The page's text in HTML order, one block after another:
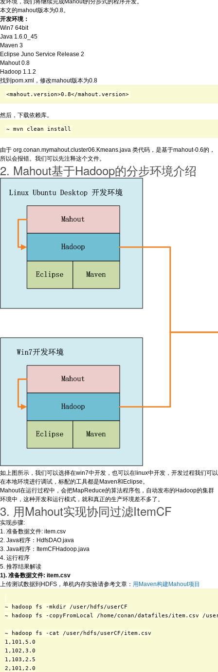
发环境，我们将继续完成Mahout的分步式的程序开发。
本文的mahout版本为0.8。
开发环境：
Win7 64bit
Java 1.6.0_45
Maven 3
Eclipse Juno Service Release 2
Mahout 0.8
Hadoop 1.1.2
找到pom.xml，修改mahout版本为0.8
<mahout.version>0.8</mahout.version>
然后，下载依赖库。
~ mvn clean install
由于 org.conan.mymahout.cluster06.Kmeans.java 类代码，是基于mahout-0.6的，
所以会报错。我们可以先注释这个文件。
2. Mahout基于Hadoop的分步环境介绍
如上图所示，我们可以选择在win7中开发，也可以在linux中开发，开发过程我们可以
在本地环境进行调试，标配的工具都是Maven和Eclipse。
Mahout在运行过程中，会把MapReduce的算法程序包，自动发布的Hadoop的集群
环境中，这种开发和运行模式，就和真正的生产环境差不多了。
3. 用Mahout实现协同过滤ItemCF
实现步骤:
1. 准备数据文件: item.csv
2. Java程序：HdfsDAO.java
3. Java程序：ItemCFHadoop.java
4. 运行程序
5. 推荐结果解读
1). 准备数据文件: item.csv
上传测试数据到HDFS，单机内存实验请参考文章： 用Maven构建Mahout项目
~ hadoop fs -mkdir /user/hdfs/userCF
~ hadoop fs -copyFromLocal /home/conan/datafiles/item.csv /
~ hadoop fs -cat /user/hdfs/userCF/item.csv
1,101,5.0
1,102,3.0
1,103,2.5
2,101,2.0